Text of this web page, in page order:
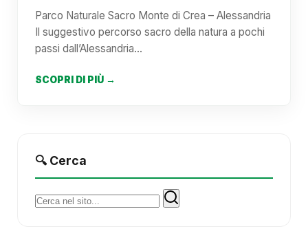
Parco Naturale Sacro Monte di Crea – Alessandria
Il suggestivo percorso sacro della natura a pochi
passi dall’Alessandria…
SCOPRI DI PIÙ →
🔍 Cerca
Cerca: